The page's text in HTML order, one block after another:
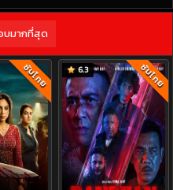
บมากที่สุด
ซับไทย 6.3 ซับไทย